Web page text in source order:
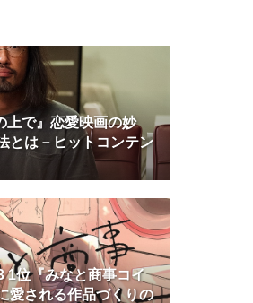
上で』恋愛映画の妙
とは－ヒットコンテン
1位『みなと商事コイ
愛される作品づくりの